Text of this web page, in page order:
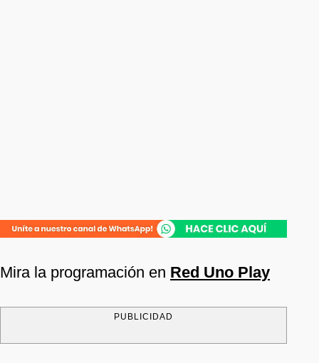
Mira la programación en Red Uno Play
PUBLICIDAD